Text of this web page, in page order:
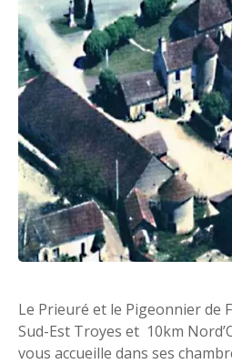
Le Prieuré et le Pigeonnier de
Sud-Est Troyes et 10km
vous accueille dans ses